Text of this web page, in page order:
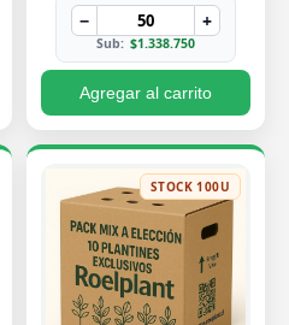
− +
Sub: $1.338.750
Agregar al carrito
STOCK 100U